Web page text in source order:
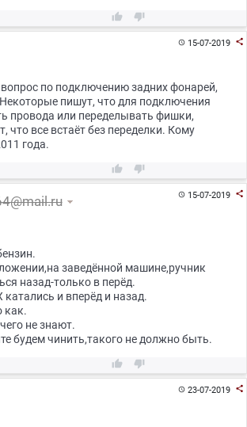
 
15-07-2019 
по подключению задних фонарей,
пишут, что для подключения
провода или переделывать фишки,
что все встаёт без переделки. Кому
года.
 
15-07-2019 
заведённой машине,ручник
назад-только в перёд.
и вперёд и назад.
как.
не знают.
будем чинить,такого не должно быть.
 
23-07-2019 